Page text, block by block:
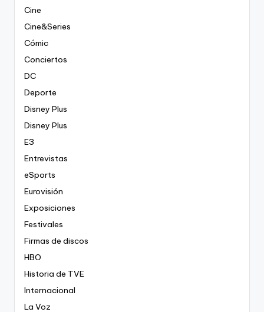
Cine
Cine&Series
Cómic
Conciertos
DC
Deporte
Disney Plus
Disney Plus
E3
Entrevistas
eSports
Eurovisión
Exposiciones
Festivales
Firmas de discos
HBO
Historia de TVE
Internacional
La Voz